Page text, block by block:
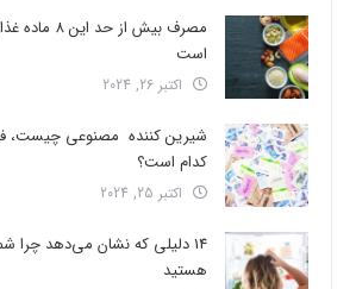
مصرف بیش از
است
اکتبر 26, 2024
شیرین کننده مصنوعی چیست،
کدام است؟
اکتبر 25, 2024
14 دلیلی که نشان می‌دهد چرا
هستید